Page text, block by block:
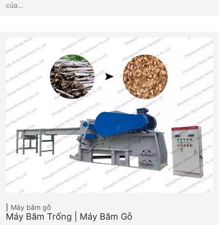
của…
Máy băm gỗ
Máy Băm Trống | Máy Băm Gỗ